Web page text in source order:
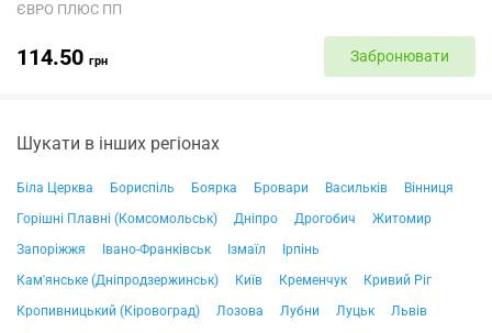
ЄВРО ПЛЮС ПП
114.50 грн Забронювати
Шукати в інших регіонах
Біла Церква Бориспіль Боярка Бровари Васильків
Вінниця
Горішні Плавні (Комсомольськ)
Дніпро Дрогобич
Житомир
Запоріжжя
Івано-Франківськ Ізмаїл
Ірпінь
Кам'янське (Дніпродзержинськ)
Київ Кременчук
Кривий Ріг
Кропивницький (Кіровоград)
Лозова Лубни Луцьк
Львів